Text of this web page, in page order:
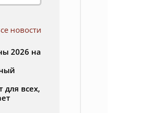
новости
2026 на
для всех,